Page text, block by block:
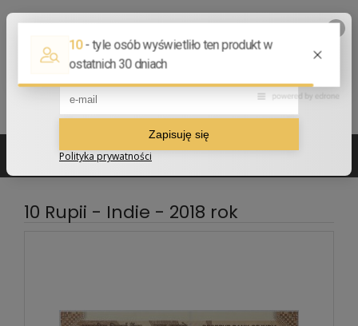
502 210 907 sklep@numizmatyczny.com
10 Rupii - Indie - 2018 rok